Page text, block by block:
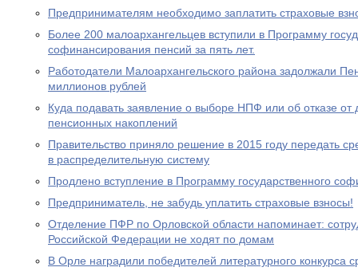
Предпринимателям необходимо заплатить страховые
Более 200 малоархангельцев вступили в Программу
софинансирования пенсий за пять лет.
Работодатели Малоархангельского района задолжали
миллионов рублей
Куда подавать заявление о выборе НПФ или об отказе
пенсионных накоплений
Правительство приняло решение в 2015 году передать
в распределительную систему
Продлено вступление в Программу государственного
Предприниматель, не забудь уплатить страховые взносы!
Отделение ПФР по Орловской области напоминает:
Российской Федерации не ходят по домам
В Орле наградили победителей литературного конкурса